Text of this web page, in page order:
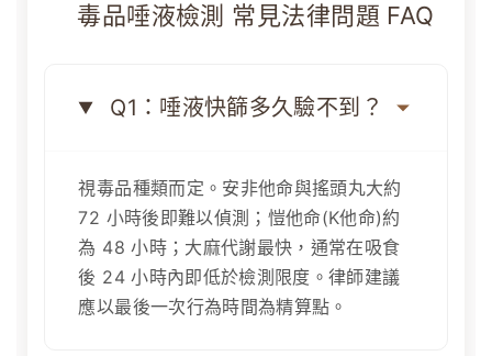
毒品唾液檢測 常見法律問題 FAQ
Q1：唾液快篩多久驗不到？
視毒品種類而定。安非他命與搖頭丸大約
72 小時後即難以偵測；愷他命(K他命)約
為 48 小時；大麻代謝最快，通常在吸食
後 24 小時內即低於檢測限度。律師建議
應以最後一次行為時間為精算點。